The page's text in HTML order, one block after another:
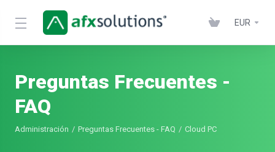
EUR
Preguntas Frecuentes -
FAQ
Administración Preguntas Frecuentes - FAQ Cloud PC